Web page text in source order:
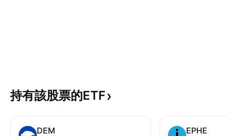
持有該股票的ETF
DEM EPHE